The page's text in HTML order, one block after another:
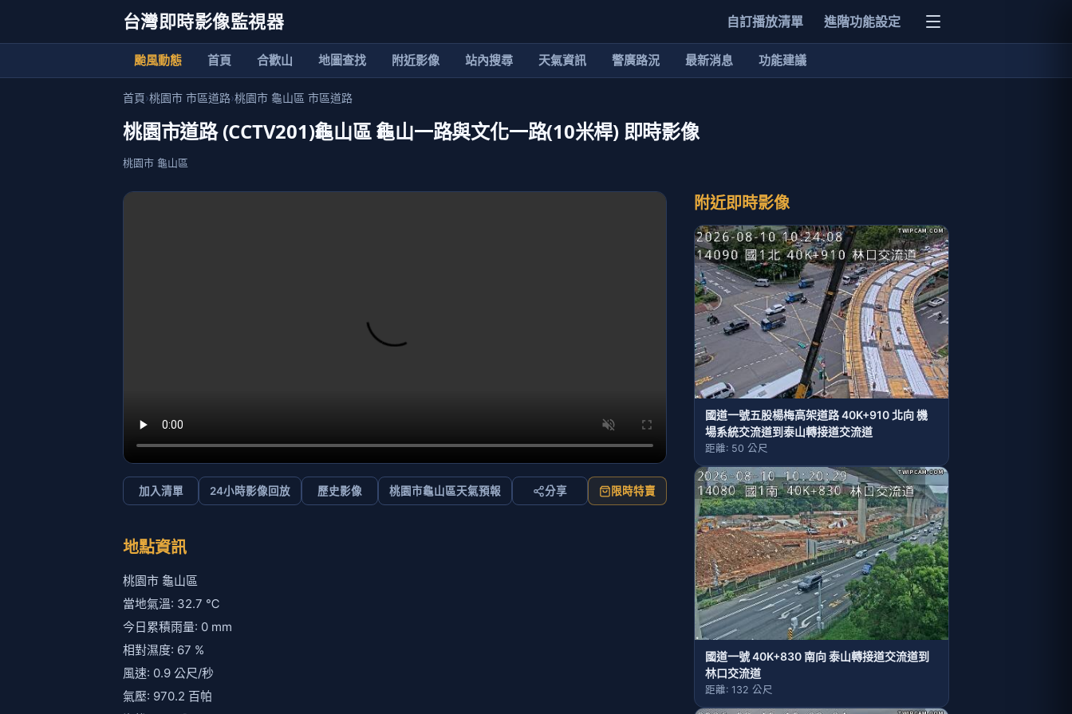
台灣即時影像監視器 自訂播放清單 進階功能設定
颱風動態 首頁 合歡山 地圖查找 附近影像 站內搜尋 天氣資訊 警廣路況 最新消息 功能建議
首頁›桃園市 市區道路›桃園市 龜山區 市區道路
桃園市道路 (CCTV201)龜山區 龜山一路與文化一路(10米桿) 即時影像
桃園市 龜山區
加入清單 24小時影像回放 歷史影像 桃園市龜山區天氣預報 分享 限時特賣
地點資訊
桃園市 龜山區
當地氣溫: 32.7 ℃
今日累積雨量: 0 mm
相對濕度: 67 %
風速: 0.9 公尺/秒
氣壓: 970.2 百帕
附近即時影像
國道一號五股楊梅高架道路 40K+910 北向 機
場系統交流道到泰山轉接道交流道
距離: 50 公尺
國道一號 40K+830 南向 泰山轉接道交流道到
林口交流道
距離: 132 公尺